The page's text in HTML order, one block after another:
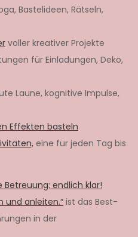
Bastelideen, Rätseln,
voller kreativer Projekte
für Einladungen, Deko,
Laune, kognitive Impulse,
Effekten basteln
eine für jeden Tag bis
Betreuung: endlich klar!
und anleiten.“ ist das Best-
in der